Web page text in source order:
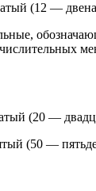
(12 —
(20 —
(50 —